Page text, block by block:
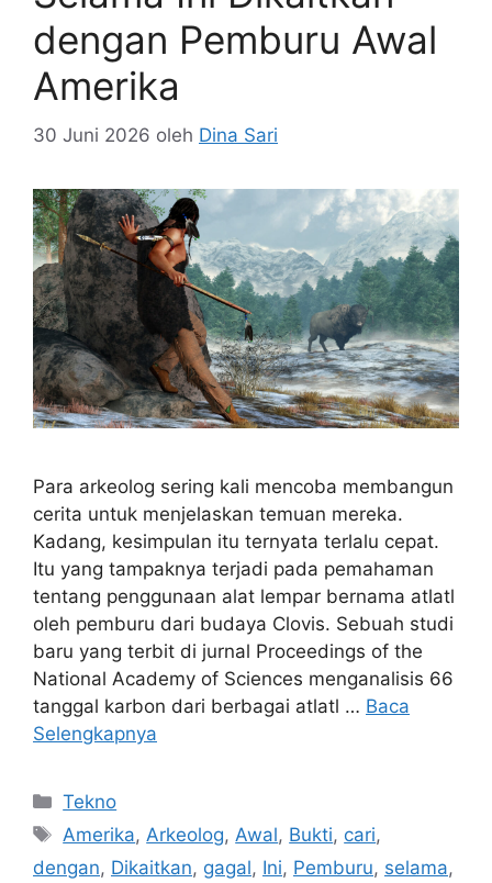
dengan Pemburu Awal
Amerika
30 Juni 2026 oleh Dina Sari
Para arkeolog sering kali mencoba membangun
cerita untuk menjelaskan temuan mereka.
Kadang, kesimpulan itu ternyata terlalu cepat.
Itu yang tampaknya terjadi pada pemahaman
tentang penggunaan alat lempar bernama atlatl
oleh pemburu dari budaya Clovis. Sebuah studi
baru yang terbit di jurnal Proceedings of the
National Academy of Sciences menganalisis 66
tanggal karbon dari berbagai atlatl … Baca
Selengkapnya
Kategori
Tekno
Tag
Amerika, Arkeolog, Awal, Bukti, cari,
dengan, Dikaitkan, gagal, Ini, Pemburu, selama,